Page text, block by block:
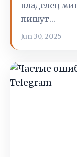
владелец
пишут…
Jun 30, 2025